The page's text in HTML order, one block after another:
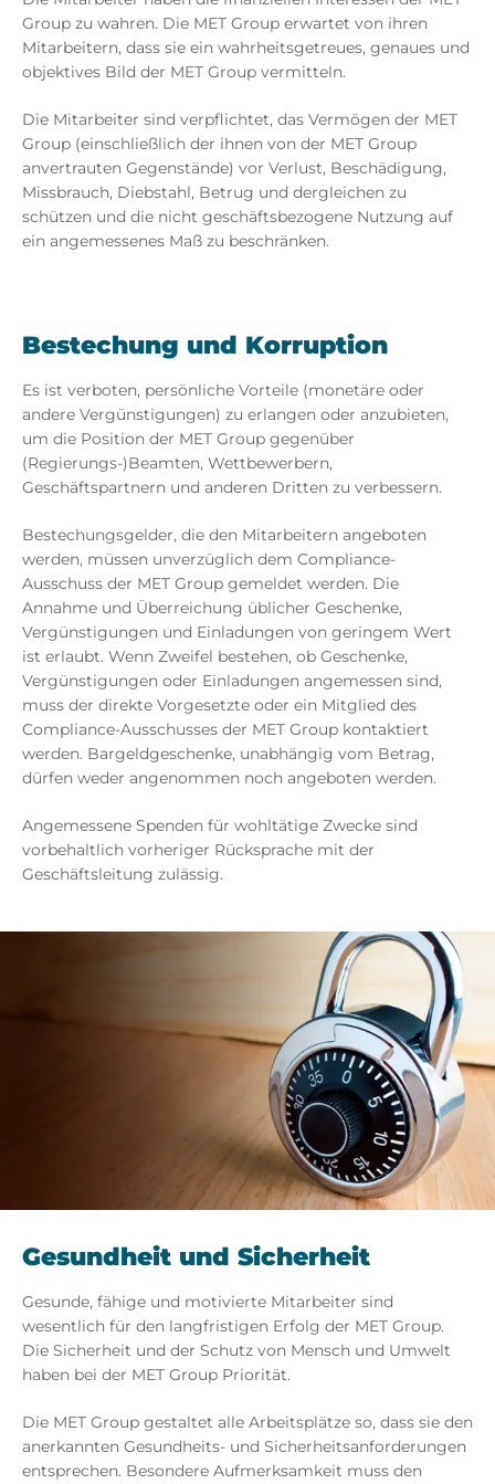
Group zu wahren. Die MET Group erwartet von ihren
Mitarbeitern, dass sie ein wahrheitsgetreues, genaues und
objektives Bild der MET Group vermitteln.
Die Mitarbeiter sind verpflichtet, das Vermögen der MET
Group (einschließlich der ihnen von der MET Group
anvertrauten Gegenstände) vor Verlust, Beschädigung,
Missbrauch, Diebstahl, Betrug und dergleichen zu
schützen und die nicht geschäftsbezogene Nutzung auf
ein angemessenes Maß zu beschränken.
Bestechung und Korruption
Es ist verboten, persönliche Vorteile (monetäre oder
andere Vergünstigungen) zu erlangen oder anzubieten,
um die Position der MET Group gegenüber
(Regierungs-)Beamten, Wettbewerbern,
Geschäftspartnern und anderen Dritten zu verbessern.
Bestechungsgelder, die den Mitarbeitern angeboten
werden, müssen unverzüglich dem Compliance-
Ausschuss der MET Group gemeldet werden. Die
Annahme und Überreichung üblicher Geschenke,
Vergünstigungen und Einladungen von geringem Wert
ist erlaubt. Wenn Zweifel bestehen, ob Geschenke,
Vergünstigungen oder Einladungen angemessen sind,
muss der direkte Vorgesetzte oder ein Mitglied des
Compliance-Ausschusses der MET Group kontaktiert
werden. Bargeldgeschenke, unabhängig vom Betrag,
dürfen weder angenommen noch angeboten werden.
Angemessene Spenden für wohltätige Zwecke sind
vorbehaltlich vorheriger Rücksprache mit der
Geschäftsleitung zulässig.
Gesundheit und Sicherheit
Gesunde, fähige und motivierte Mitarbeiter sind
wesentlich für den langfristigen Erfolg der MET Group.
Die Sicherheit und der Schutz von Mensch und Umwelt
haben bei der MET Group Priorität.
Die MET Group gestaltet alle Arbeitsplätze so, dass sie den
anerkannten Gesundheits- und Sicherheitsanforderungen
entsprechen. Besondere Aufmerksamkeit muss den